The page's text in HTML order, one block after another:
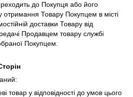
до Покупця або його
Товару Покупцем в місті
доставки Товару від
Продавцем товару службі
Покупцем.
товар у відповідності до умов цього